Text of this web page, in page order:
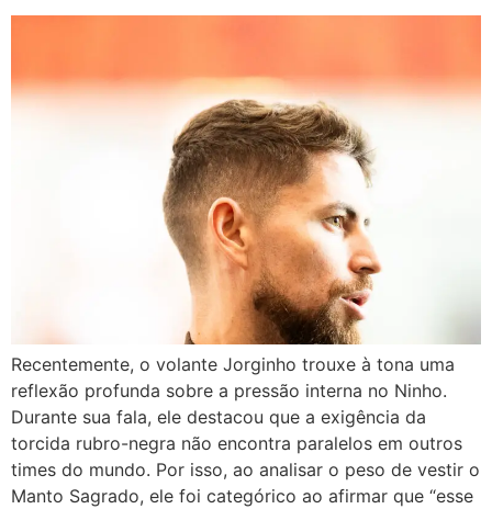
Recentemente, o volante Jorginho trouxe à tona uma
reflexão profunda sobre a pressão interna no Ninho.
Durante sua fala, ele destacou que a exigência da
torcida rubro-negra não encontra paralelos em outros
times do mundo. Por isso, ao analisar o peso de vestir o
Manto Sagrado, ele foi categórico ao afirmar que “esse